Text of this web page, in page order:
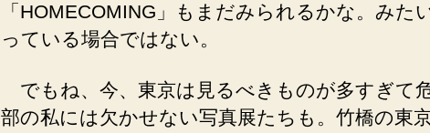
「HOMECOMING」もまだみられるかな。みた
っている場合ではない。
でもね、今、東京は見るべきものが多すぎて
部の私には欠かせない写真展たちも。竹橋の東